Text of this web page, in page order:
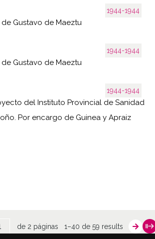
1944-1944
Gustavo de Maeztu
1944-1944
Gustavo de Maeztu
1944-1944
del Instituto Provincial de Sanidad
Por encargo de Guinea y Apraiz
de 2 páginas 1–40 de 59 results